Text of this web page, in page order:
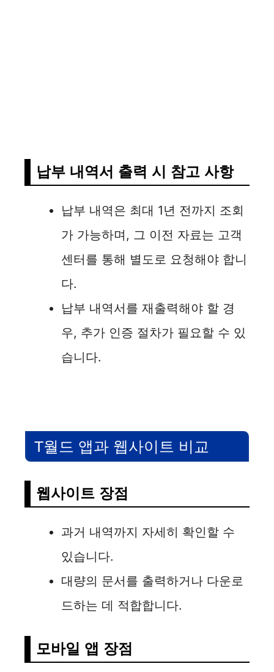
납부 내역서 출력 시 참고 사항
납부 내역은 최대 1년 전까지 조회
가 가능하며, 그 이전 자료는 고객
센터를 통해 별도로 요청해야 합니
다.
납부 내역서를 재출력해야 할 경
우, 추가 인증 절차가 필요할 수 있
습니다.
T월드 앱과 웹사이트 비교
웹사이트 장점
과거 내역까지 자세히 확인할 수
있습니다.
대량의 문서를 출력하거나 다운로
드하는 데 적합합니다.
모바일 앱 장점